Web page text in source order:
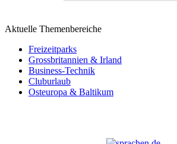
Aktuelle Themenbereiche
Freizeitparks
Grossbritannien & Irland
Business-Technik
Cluburlaub
Osteuropa & Baltikum